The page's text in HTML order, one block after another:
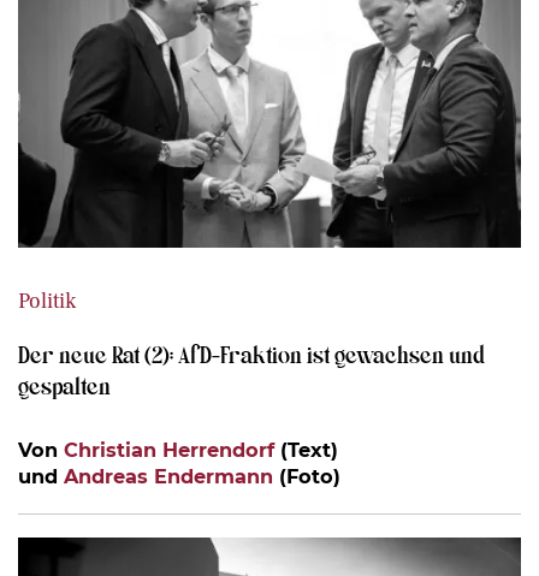
Politik
Der neue Rat (2): AfD-Fraktion ist gewachsen und
gespalten
Von Christian Herrendorf(Text)
und Andreas Endermann (Foto)